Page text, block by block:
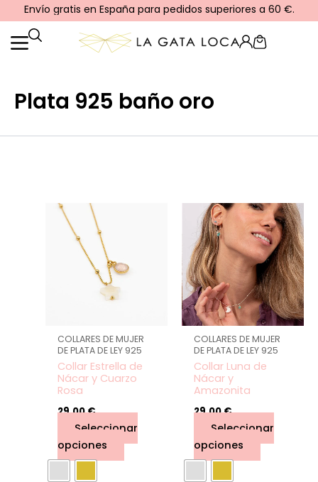
al
contenido
Envío gratis en España para pedidos superiores a 60 €.
Cart
Plata 925 baño oro
COLLARES DE MUJER
DE PLATA DE LEY 925
Collar Estrella de
Nácar y Cuarzo
Rosa
29,00€
Seleccionar
opciones
múltiples
variantes.
pueden
elegir
en
página
de
COLLARES DE MUJER
DE PLATA DE LEY 925
Collar Luna de
Nácar y
Amazonita
29,00€
Seleccionar
opciones
Este
producto
tiene
múltiples
variantes.
Las
opciones
se
pueden
elegir
página
de